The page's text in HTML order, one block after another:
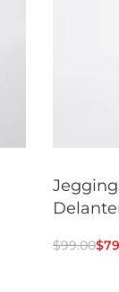
$99.00$